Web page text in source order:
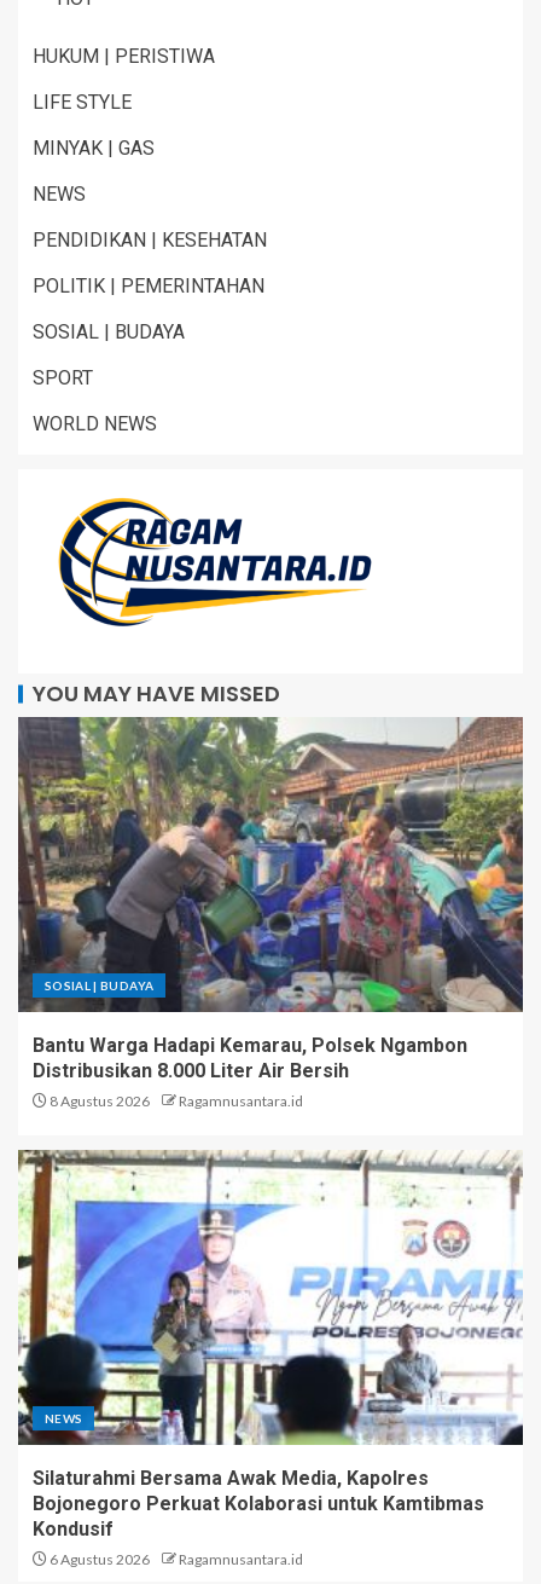
HUKUM | PERISTIWA
LIFE STYLE
MINYAK | GAS
NEWS
PENDIDIKAN | KESEHATAN
POLITIK | PEMERINTAHAN
SOSIAL | BUDAYA
SPORT
WORLD NEWS
YOU MAY HAVE MISSED
SOSIAL | BUDAYA
Bantu Warga Hadapi Kemarau, Polsek Ngambon
Distribusikan 8.000 Liter Air Bersih
8 Agustus 2026 Ragamnusantara.id
NEWS
Silaturahmi Bersama Awak Media, Kapolres
Bojonegoro Perkuat Kolaborasi untuk Kamtibmas
Kondusif
6 Agustus 2026 Ragamnusantara.id